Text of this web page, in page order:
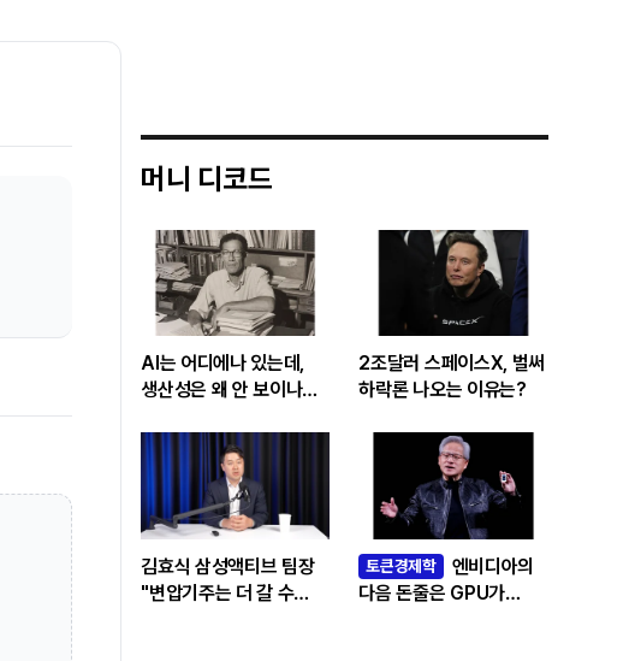
머니 디코드
AI는 어디에나 있는데,
생산성은 왜 안 보이나…
‘솔로우 패러독스’
2조달러 스페이스X, 벌써
하락론 나오는 이유는?
김효식 삼성액티브 팀장
"변압기주는 더 갈 수
토큰경제학
엔비디아의
다음 돈줄은 GPU가